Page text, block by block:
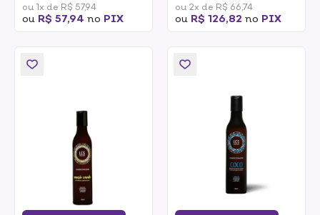
ou 1x de R$ 57,94
ou R$ 57,94 no PIX
ou 2x de R$ 66,74
ou R$ 126,82 no PIX